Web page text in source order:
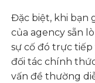
Đặc biệt, khi bạn
của agency sẵn
sự cố đó trực tiếp
đối tác chính
vấn đề thường